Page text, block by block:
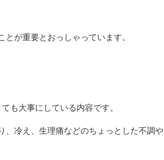
が重要とおっしゃっています。
も大事にしている内容です。
、冷え、生理痛などのちょっとした不調や